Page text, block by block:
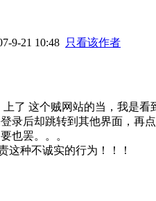
9-21 10:48 只看该作者
了 这个贼网站的当，我是
录后却跳转到其他界面，再
也罢。。。
这种不诚实的行为！！！